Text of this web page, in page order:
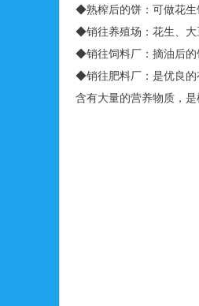
◆熟榨后的饼：可做花生
◆销往养殖场：花生、大
◆销往饲料厂：摘油后的
◆销往肥料厂：是优良的
含有大量的营养物质，